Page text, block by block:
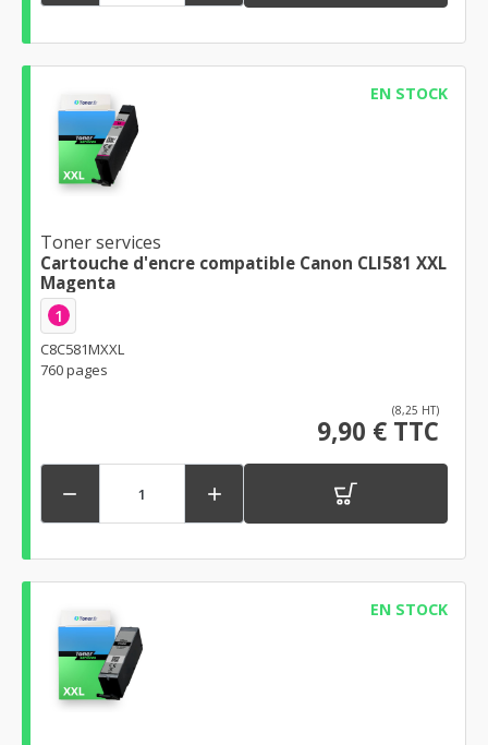
EN STOCK
Toner services
Cartouche d'encre compatible Canon CLI581 XXL
Magenta
1
C8C581MXXL
760 pages
(8,25 HT)
9,90 € TTC
 
EN STOCK